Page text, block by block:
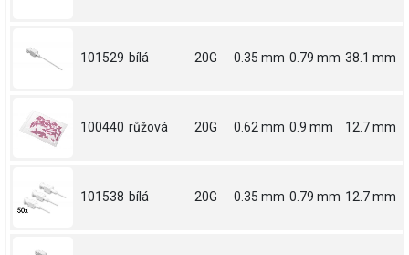
101529 bílá 20G 0.35 mm 0.79 mm 38.1 mm
100440 růžová 20G 0.62 mm 0.9 mm 12.7 mm
101538 bílá 20G 0.35 mm 0.79 mm 12.7 mm